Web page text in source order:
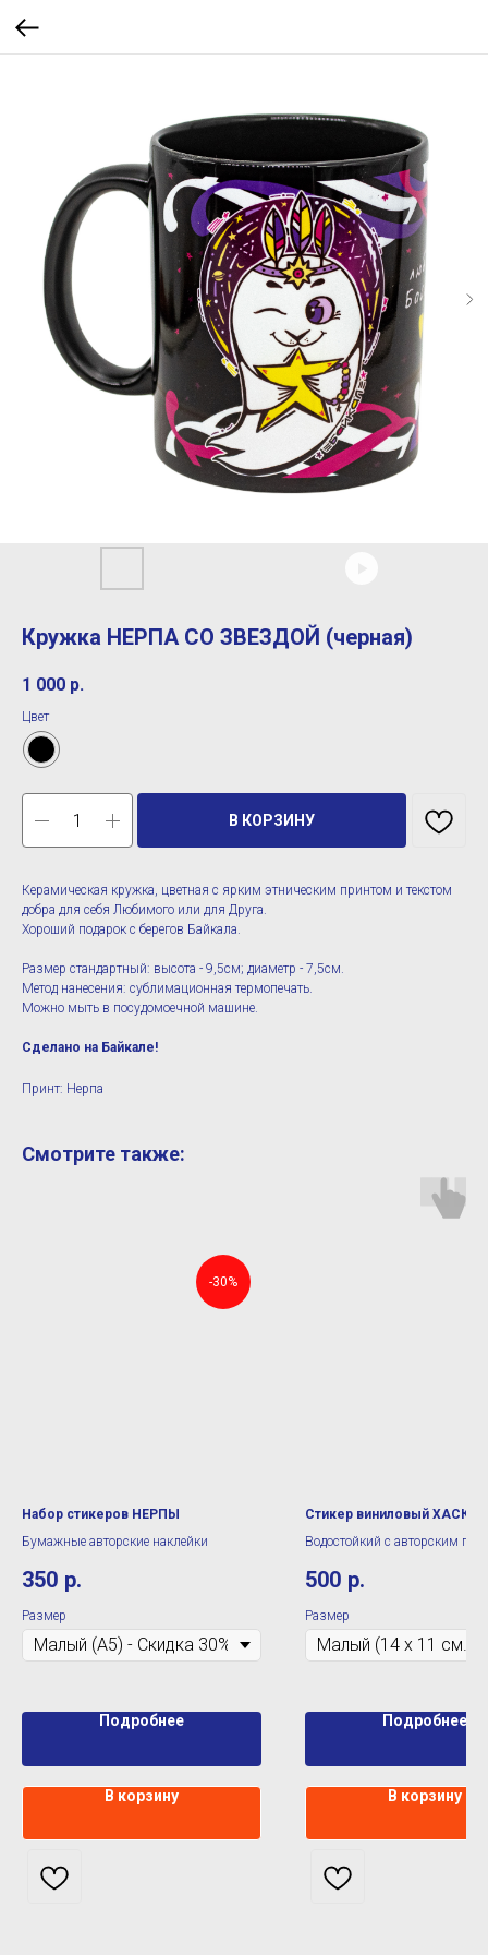
Кружка НЕРПА СО ЗВЕЗДОЙ (черная)
1 000 р.
Цвет
В КОРЗИНУ
Керамическая кружка, цветная с ярким этническим принтом и текстом
добра для себя Любимого или для Друга.
Хороший подарок с берегов Байкала.
Размер стандартный: высота - 9,5см; диаметр - 7,5см.
Метод нанесения: сублимационная термопечать.
Можно мыть в посудомоечной машине.
Сделано на Байкале!
Принт: Нерпа
Смотрите также:
-30%
Набор стикеров НЕРПЫ
Бумажные авторские наклейки
350 р.
Размер
Подробнее
В корзину
Стикер виниловый ХАСКИ
Водостойкий с авторским
500 р.
Размер
Подробнее
В корзину